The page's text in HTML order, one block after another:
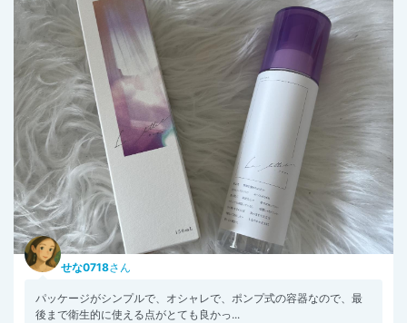
せな0718さん
パッケージがシンプルで、オシャレで、ポンプ式の容器なので、最
後まで衛生的に使える点がとても良かっ...